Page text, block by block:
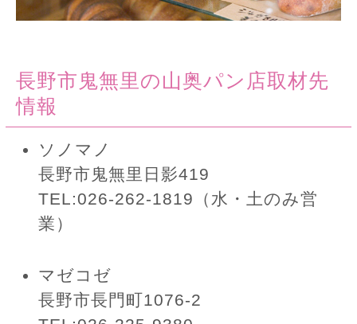
長野市鬼無里の山奥パン店取材先
情報
ソノマノ
長野市鬼無里日影419
TEL:026-262-1819（水・土のみ営
業）
マゼコゼ
長野市長門町1076-2